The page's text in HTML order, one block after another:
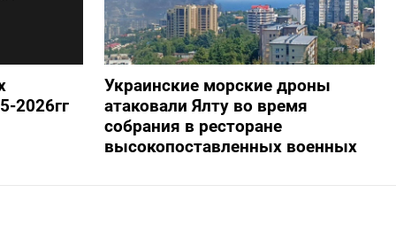
2026гг
Украинские морские дроны
атаковали Ялту во время
собрания в ресторане
высокопоставленных военных